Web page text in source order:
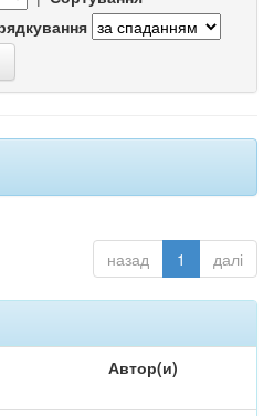
назад 1 далі
Автор(и)